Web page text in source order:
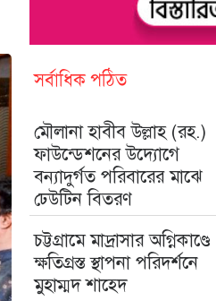
সর্বাধিক পঠিত
মৌলানা হাবীব উল্লাহ (রহ.)
ফাউন্ডেশনের উদ্যোগে
বন্যাদুর্গত পরিবারের মাঝে
ঢেউটিন বিতরণ
চট্টগ্রামে মাদ্রাসার অগ্নিকাণ্ডে
ক্ষতিগ্রস্ত স্থাপনা পরিদর্শনে
মুহাম্মদ শাহেদ